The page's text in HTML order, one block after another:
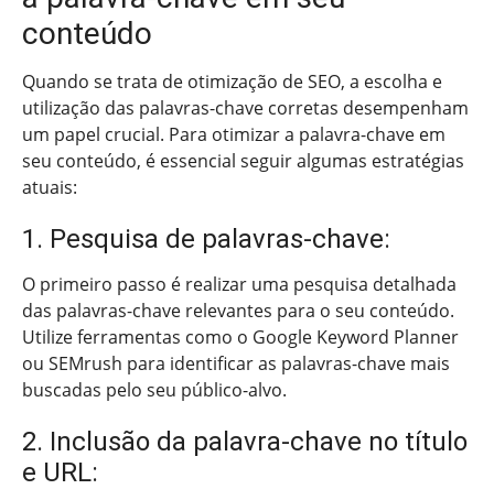
conteúdo
Quando se trata de otimização de SEO, a escolha e
utilização das palavras-chave corretas desempenham
um papel crucial. Para otimizar a palavra-chave em
seu conteúdo, é essencial seguir algumas estratégias
atuais:
1. Pesquisa de palavras-chave:
O primeiro passo é realizar uma pesquisa detalhada
das palavras-chave relevantes para o seu conteúdo.
Utilize ferramentas como o Google Keyword Planner
ou SEMrush para identificar as palavras-chave mais
buscadas pelo seu público-alvo.
2. Inclusão da palavra-chave no título
e URL: